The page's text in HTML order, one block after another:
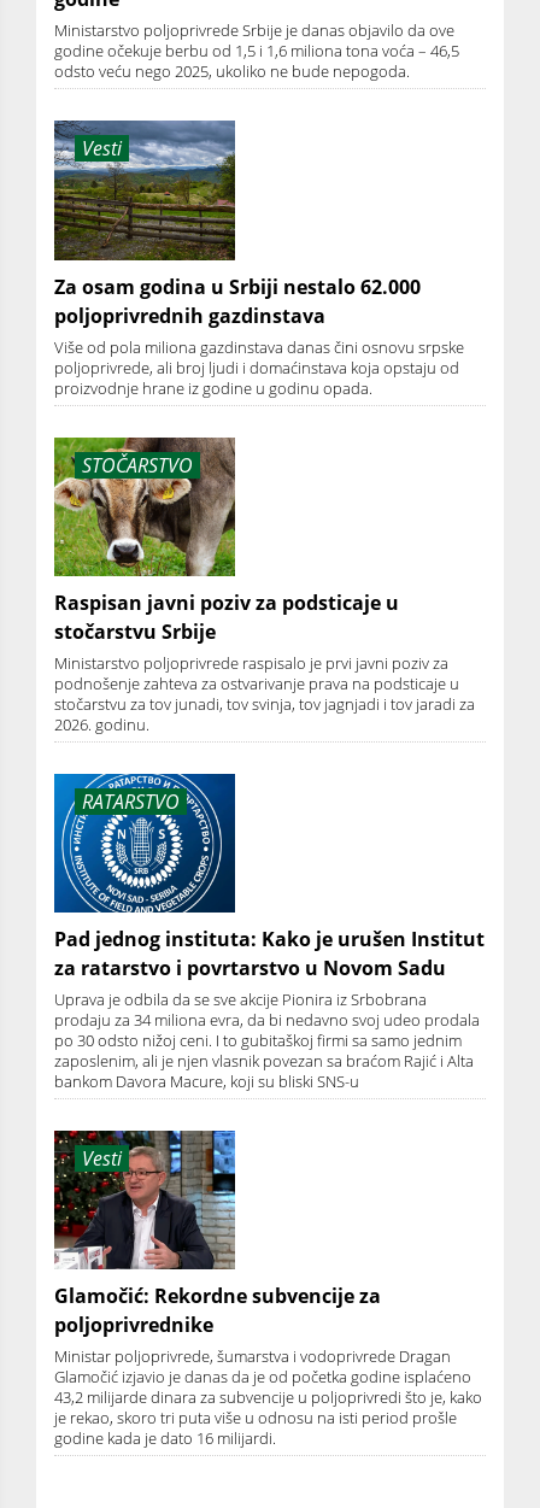
Ministarstvo poljoprivrede Srbije je danas objavilo da ove
godine očekuje berbu od 1,5 i 1,6 miliona tona voća – 46,5
odsto veću nego 2025, ukoliko ne bude nepogoda.
Vesti
Za osam godina u Srbiji nestalo 62.000
poljoprivrednih gazdinstava
Više od pola miliona gazdinstava danas čini osnovu srpske
poljoprivrede, ali broj ljudi i domaćinstava koja opstaju od
proizvodnje hrane iz godine u godinu opada.
STOČARSTVO
Raspisan javni poziv za podsticaje u
stočarstvu Srbije
Ministarstvo poljoprivrede raspisalo je prvi javni poziv za
podnošenje zahteva za ostvarivanje prava na podsticaje u
stočarstvu za tov junadi, tov svinja, tov jagnjadi i tov jaradi za
2026. godinu.
RATARSTVO
Pad jednog instituta: Kako je urušen Institut
za ratarstvo i povrtarstvo u Novom Sadu
Uprava je odbila da se sve akcije Pionira iz Srbobrana
prodaju za 34 miliona evra, da bi nedavno svoj udeo prodala
po 30 odsto nižoj ceni. I to gubitaškoj firmi sa samo jednim
zaposlenim, ali je njen vlasnik povezan sa braćom Rajić i Alta
bankom Davora Macure, koji su bliski SNS-u
Vesti
Glamočić: Rekordne subvencije za
poljoprivrednike
Ministar poljoprivrede, šumarstva i vodoprivrede Dragan
Glamočić izjavio je danas da je od početka godine isplaćeno
43,2 milijarde dinara za subvencije u poljoprivredi što je, kako
je rekao, skoro tri puta više u odnosu na isti period prošle
godine kada je dato 16 milijardi.